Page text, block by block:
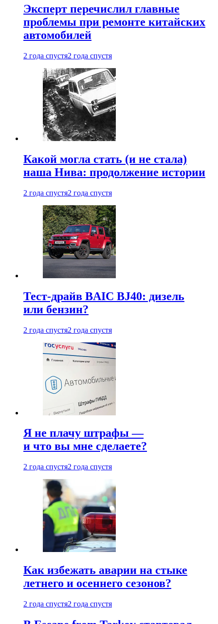
Эксперт перечислил главные
проблемы при ремонте китайских
автомобилей
2 года спустя2 года спустя
Какой могла стать (и не стала)
наша Нива: продолжение истории
2 года спустя2 года спустя
Тест-драйв BAIC BJ40: дизель
или бензин?
2 года спустя2 года спустя
Я не плачу штрафы —
и что вы мне сделаете?
2 года спустя2 года спустя
Как избежать аварии на стыке
летнего и осеннего сезонов?
2 года спустя2 года спустя